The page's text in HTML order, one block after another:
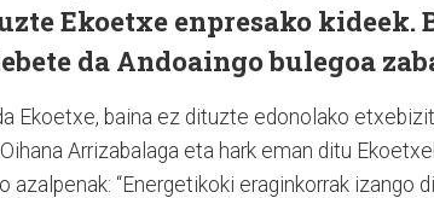
Ekoetxe enpresako kideek.
da Andoaingo bulegoa
Ekoetxe, baina ez dituzte edonolako
Arrizabalaga eta hark eman ditu
azalpenak: “Energetikoki eraginkorrak izango